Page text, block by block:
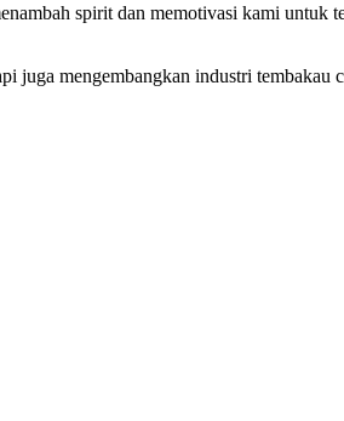
spirit dan memotivasi kami untuk
mengembangkan industri